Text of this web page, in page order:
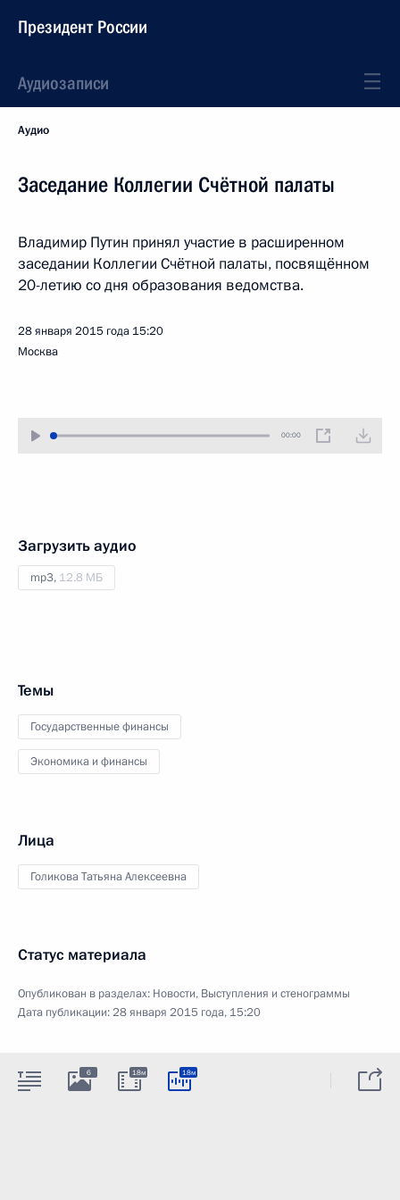
Президент России
Аудиозаписи
Аудио
Заседание Коллегии Счётной палаты
Владимир Путин принял участие в расширенном
заседании Коллегии Счётной палаты, посвящённом
20-летию со дня образования ведомства.
28 января 2015 года 15:20
Москва
00:00
Загрузить аудио
mp3, 12.8 МБ
Темы
Государственные финансы
Экономика и финансы
Лица
Голикова Татьяна Алексеевна
Статус материала
Опубликован в разделах: Новости, Выступления и стенограммы
Дата публикации:28 января 2015 года, 15:20
6 18м 18м